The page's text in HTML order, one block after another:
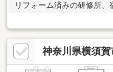
リフォーム済みの研修所、
神奈川県横須